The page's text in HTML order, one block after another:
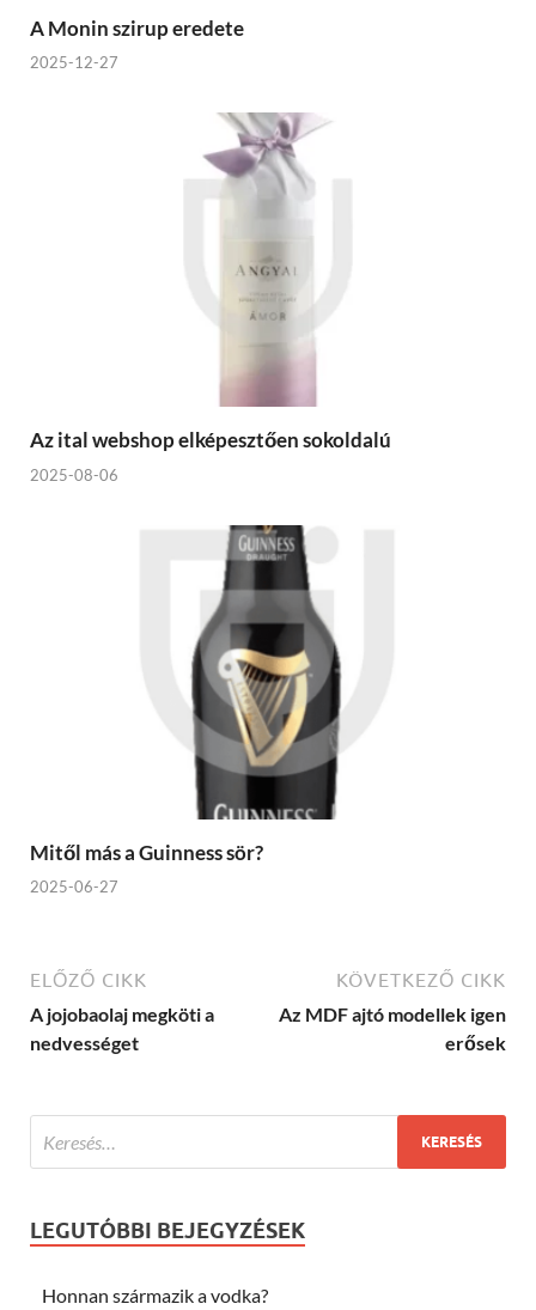
A Monin szirup eredete
2025-12-27
Az ital webshop elképesztően sokoldalú
2025-08-06
Mitől más a Guinness sör?
2025-06-27
ELŐZŐ CIKK
A jojobaolaj megköti a
nedvességet
KÖVETKEZŐ CIKK
Az MDF ajtó modellek igen
erősek
LEGUTÓBBI BEJEGYZÉSEK
Honnan származik a vodka?